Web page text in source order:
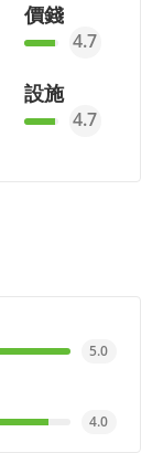
價錢
4.7
設施
4.7
5.0
4.0